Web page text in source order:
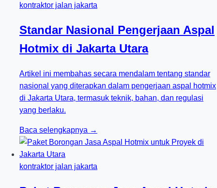
kontraktor jalan jakarta
Standar Nasional Pengerjaan Aspal
Hotmix di Jakarta Utara
Artikel ini membahas secara mendalam tentang standar
nasional yang diterapkan dalam pengerjaan aspal hotmix
di Jakarta Utara, termasuk teknik, bahan, dan regulasi
yang berlaku.
Baca selengkapnya →
kontraktor jalan jakarta